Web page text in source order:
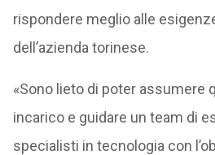
rispondere meglio alle
dell’azienda torinese.
«Sono lieto di poter assumere
incarico e guidare un team di
specialisti in tecnologia con